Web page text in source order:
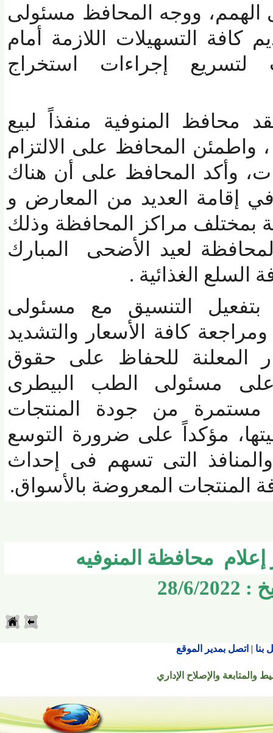
ووجه المحافظ مسئولى
التسهيلات اللازمة أمام
إجراءات استخراج
المنوفية منفذاً لبيع
المحافظ على الالتزام
وأكد المحافظ على أن هناك
العديد من المعارض و
بمختلف مراكز المحافظة وذلك
لعيد الأضحى المبارك
الغذائية .
التنسيق مع مسئولى
كافة الأسعار والتشديد
المعلنة للحفاظ على حقوق
مسئولى الطب البيطرى
من جودة المنتجات
مؤكداً على ضرورة التوسع
التى تسهم فى إحداث
المنتجات المعروضة بالأسواق.
محافظة المنوفيه
| اتصل بمدير الموقع
والإصلاح الإداري